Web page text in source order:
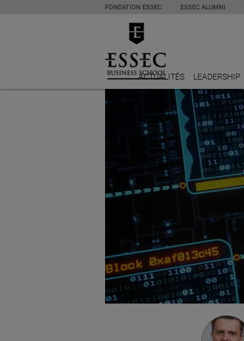
FONDATION ESSEC ESSEC ALUMNI
ACTUALITÉS LEADERSHIP